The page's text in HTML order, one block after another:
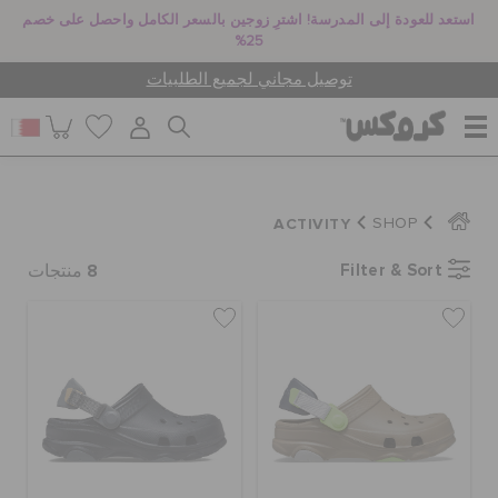
استعد للعودة إلى المدرسة! اشترِ زوجين بالسعر الكامل واحصل على خصم
25%
توصيل مجاني لجميع الطلبيات
للرجال
جيبيتز تشارمز
SHOP
ACTIVITY
Filter & Sort
8 منتجات